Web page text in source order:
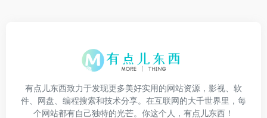
有点儿东西致力于发现更多美好实用的网站资源，影视、软
件、网盘、编程搜索和技术分享。在互联网的大千世界里，每
个网站都有自己独特的光芒。你这个人，有点儿东西！